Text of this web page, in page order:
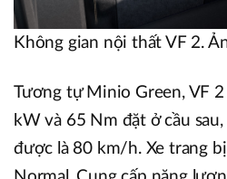
Không gian nội thất VF 2.
Tương tự Minio Green, VF
kW và 65 Nm đặt ở cầu
được là 80 km/h. Xe trang